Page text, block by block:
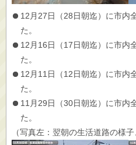
12月27日（28日朝迄）に市内
た。
12月16日（17日朝迄）に市内
た。
12月11日（12日朝迄）に市内
た。
11月29日（30日朝迄）に市内
た。
（写真左：翌朝の生活道路の様